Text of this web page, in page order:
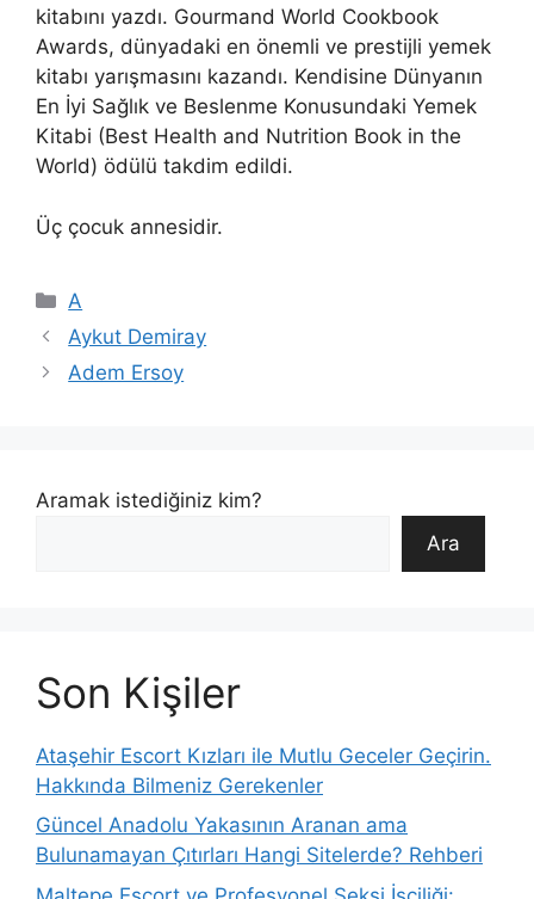
kitabını yazdı. Gourmand World Cookbook
Awards, dünyadaki en önemli ve prestijli yemek
kitabı yarışmasını kazandı. Kendisine Dünyanın
En İyi Sağlık ve Beslenme Konusundaki Yemek
Kitabi (Best Health and Nutrition Book in the
World) ödülü takdim edildi.
Üç çocuk annesidir.
Kategoriler
A
Aykut Demiray
Adem Ersoy
Aramak istediğiniz kim?
Ara
Son Kişiler
Ataşehir Escort Kızları ile Mutlu Geceler Geçirin.
Hakkında Bilmeniz Gerekenler
Güncel Anadolu Yakasının Aranan ama
Bulunamayan Çıtırları Hangi Sitelerde? Rehberi